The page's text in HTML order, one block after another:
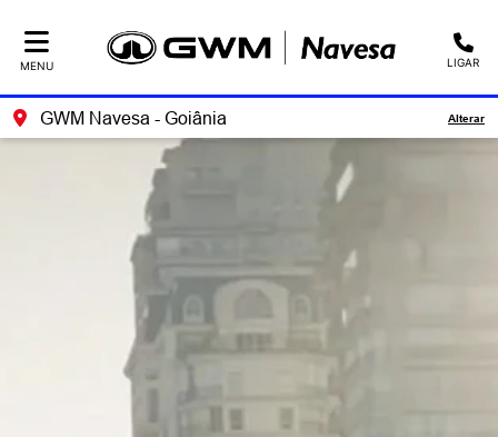
MENU LIGAR
GWM Navesa - Goiânia Alterar